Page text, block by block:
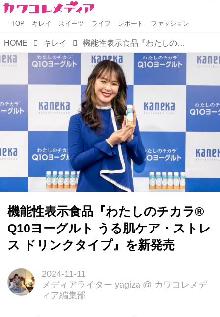
TOP キレイ スイーツ ライフ レポート ファッション
HOME キレイ 機能性表示食品『わたしのチカラ® Q10ヨーグルト うる肌ケア・ストレス ドリンクタイプ』を新発売
機能性表示食品『わたしのチカラ®
Q10ヨーグルト うる肌ケア・ストレ
ス ドリンクタイプ』を新発売
2024-11-11
メディアライター yagiza @ カワコレメデ
ィア編集部